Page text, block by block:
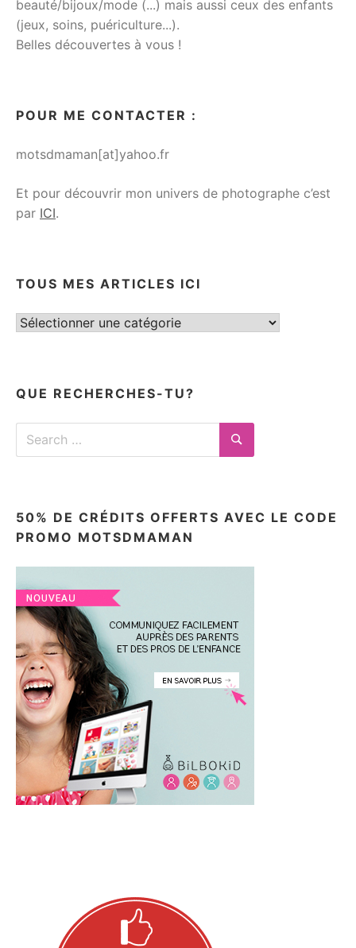
beauté/bijoux/mode (...) mais aussi ceux des enfants
(jeux, soins, puériculture...).
Belles découvertes à vous !
POUR ME CONTACTER :
motsdmaman[at]yahoo.fr
Et pour découvrir mon univers de photographe c’est
par ICI.
TOUS MES ARTICLES ICI
Tous
QUE RECHERCHES-TU?
Search
Search
50% DE CRÉDITS OFFERTS AVEC LE CODE
PROMO MOTSDMAMAN